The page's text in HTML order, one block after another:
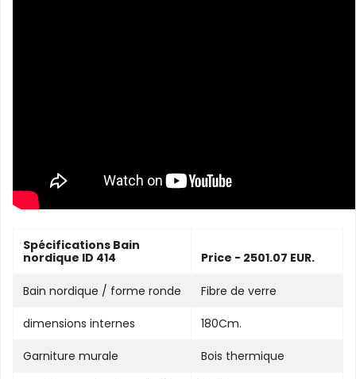
Spécifications Bain
nordique ID 414
Price - 2501.07 EUR.
Bain nordique / forme ronde Fibre de verre
dimensions internes 180Cm.
Garniture murale Bois thermique